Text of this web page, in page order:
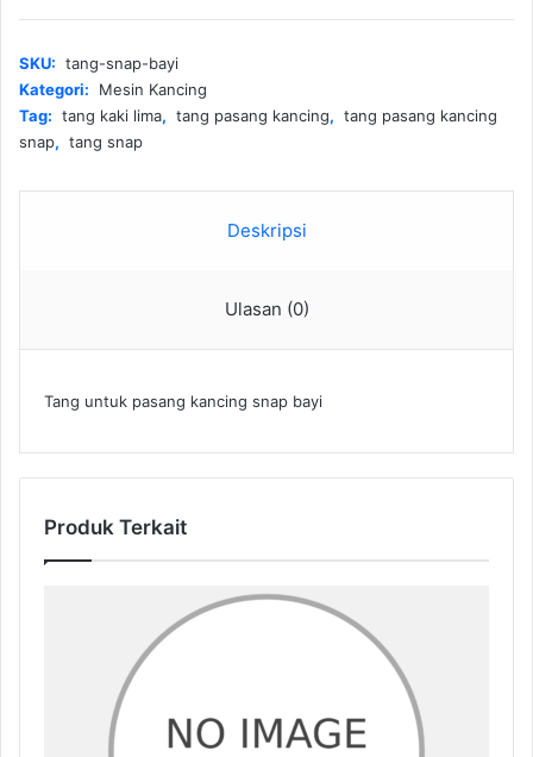
Bayi
SKU: tang-snap-bayi
Kategori:
Mesin Kancing
Tag: tang kaki lima, tang pasang kancing, tang pasang kancing
snap, tang snap
Deskripsi
Ulasan (0)
Tang untuk pasang kancing snap bayi
Produk Terkait